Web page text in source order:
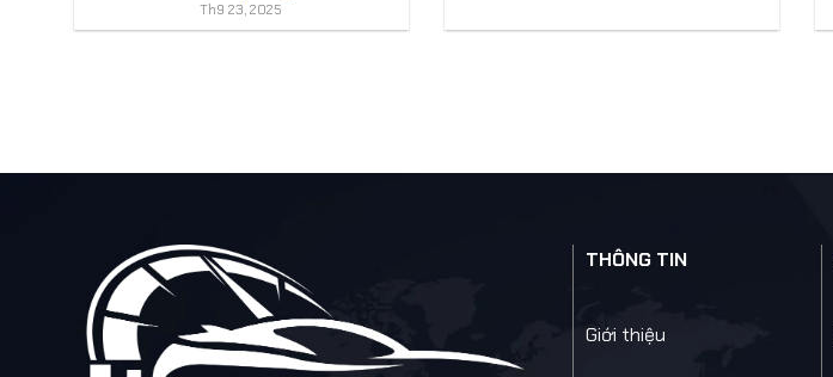
Th9 23, 2025
THÔNG TIN
Giới thiệu